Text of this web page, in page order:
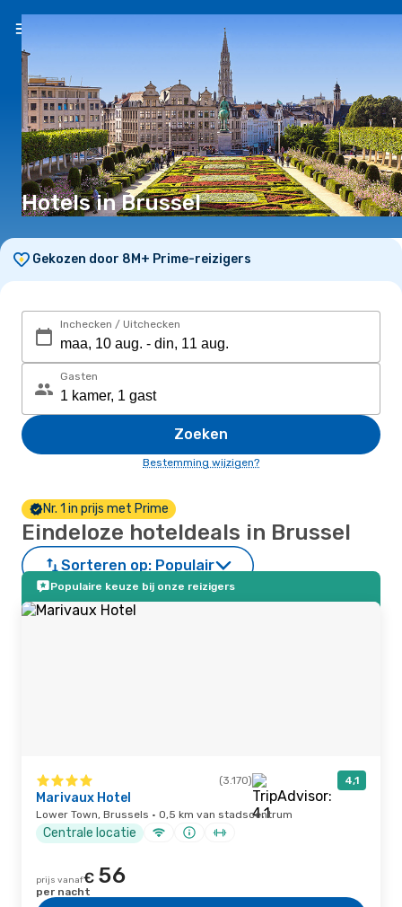
Hotels in Brussel
Gekozen door 8M+ Prime-reizigers
Inchecken / Uitchecken
Gasten
Zoeken
Bestemming wijzigen?
Nr. 1 in prijs met Prime
Eindeloze hoteldeals in Brussel
Sorteren op: Populair
Populaire keuze bij onze reizigers
(3.170) 4,1
Marivaux Hotel
Lower Town, Brussels · 0,5 km van stadscentrum
Centrale locatie
prijs vanaf€ 56
per nacht